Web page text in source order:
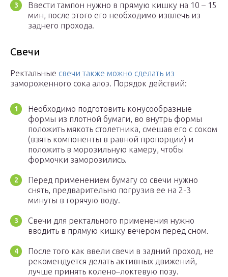
Ввести тампон нужно в прямую кишку на 10 – 15
мин, после этого его необходимо извлечь из
заднего прохода.
Свечи
Ректальные свечи также можно сделать из
замороженного сока алоэ. Порядок действий:
Необходимо подготовить конусообразные
формы из плотной бумаги, во внутрь формы
положить мякоть столетника, смешав его с соком
(взять компоненты в равной пропорции) и
положить в морозильную камеру, чтобы
формочки заморозились.
Перед применением бумагу со свечи нужно
снять, предварительно погрузив ее на 2-3
минуты в горячую воду.
Свечи для ректального применения нужно
вводить в прямую кишку вечером перед сном.
После того как ввели свечи в задний проход, не
рекомендуется делать активных движений,
лучше принять колено–локтевую позу.